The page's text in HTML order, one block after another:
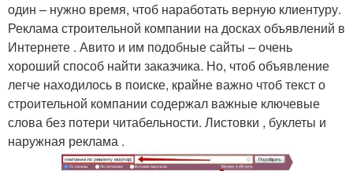
один – нужно время, чтоб наработать верную клиентуру.
Реклама строительной компании на досках объявлений в
Интернете . Авито и им подобные сайты – очень
хороший способ найти заказчика. Но, чтоб объявление
легче находилось в поиске, крайне важно чтоб текст о
строительной компании содержал важные ключевые
слова без потери читабельности. Листовки , буклеты и
наружная реклама .